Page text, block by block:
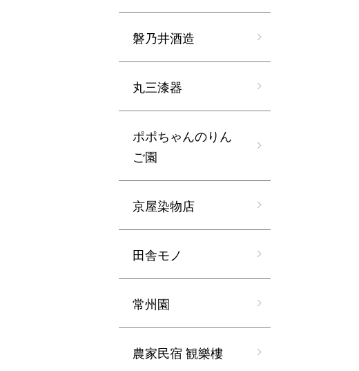
磐乃井酒造
丸三漆器
ポポちゃんのりん
ご園
京屋染物店
田舎モノ
常州園
農家民宿 観樂樓